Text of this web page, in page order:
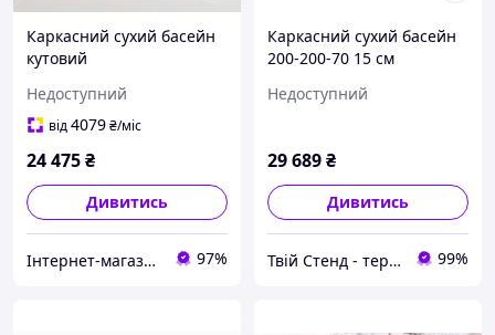
Каркасний сухий басейн
кутовий
Недоступний
від4079₴/міс
24 475₴
Дивитись
Інтернет-магазин Учcнаб Україна - оснащення учбових закладів, нуш, шкільних кабінетів, днз 97%
Каркасний сухий басейн
200-200-70 15 см
Недоступний
29 689₴
Дивитись
Твій Стенд - термонаклейки, наклейки, стенди, фотошпалери 99%